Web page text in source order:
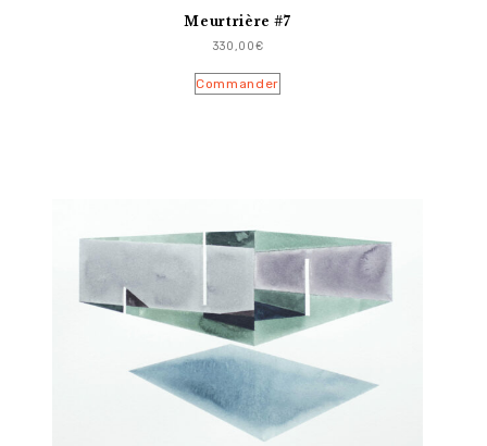
Meurtrière #7
330,00€
Commander